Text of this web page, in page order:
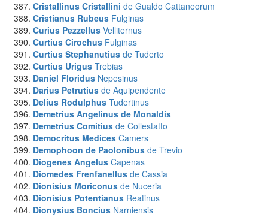
Cristallinus Cristallini de Gualdo Cattaneorum
Cristianus Rubeus Fulginas
Curius Pezzellus Velliternus
Curtius Cirochus Fulginas
Curtius Stephanutius de Tuderto
Curtius Urigus Trebias
Daniel Floridus Nepesinus
Darius Petrutius de Aquipendente
Delius Rodulphus Tudertinus
Demetrius Angelinus de Monaldis
Demetrius Comitius de Collestatto
Democritus Medices Camers
Demophoon de Paolonibus de Trevio
Diogenes Angelus Capenas
Diomedes Frenfanellus de Cassia
Dionisius Moriconus de Nuceria
Dionisius Potentianus Reatinus
Dionysius Boncius Narniensis